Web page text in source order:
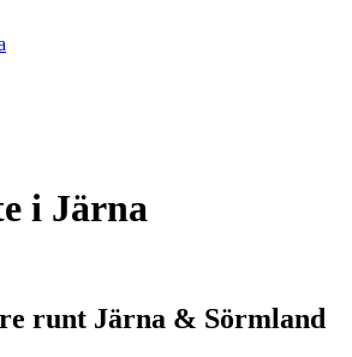
i Järna
runt Järna & Sörmland